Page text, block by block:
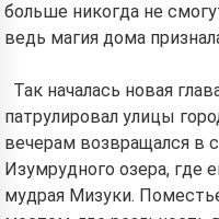
больше никогда не
ведь магия дома
Так началась новая
патрулировал улицы
вечерам возвращался в
Изумрудного озера, где
мудрая Мизуки.